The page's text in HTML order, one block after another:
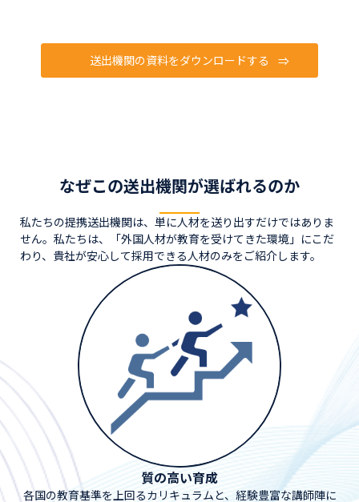
送出機関の資料をダウンロードする
なぜこの送出機関が選ばれるのか
私たちの提携送出機関は、単に人材を送り出すだけではありま
せん。私たちは、「外国人材が教育を受けてきた環境」にこだ
わり、貴社が安心して採用できる人材のみをご紹介します。
質の高い育成
各国の教育基準を上回るカリキュラムと、経験豊富な講師陣に